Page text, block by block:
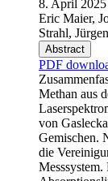
8. April 2025
Eric Maier,
Strahl,
Abstract
PDF
Methan aus
von
Gemischen.
die